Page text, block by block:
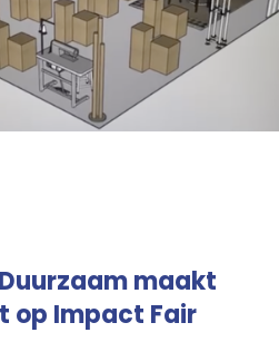
maakt
op Impact Fair